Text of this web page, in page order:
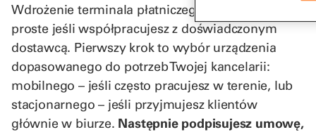
Wdrożenie terminala płatniczego jest szybkie i
proste jeśli współpracujesz z doświadczonym
dostawcą. Pierwszy krok to wybór urządzenia
dopasowanego do potrzeb Twojej kancelarii:
mobilnego – jeśli często pracujesz w terenie, lub
stacjonarnego – jeśli przyjmujesz klientów
głównie w biurze. Następnie podpisujesz umowę,